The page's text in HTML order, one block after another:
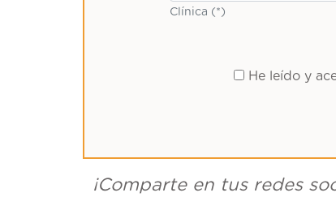
Clínica (*)
He leído y
¡Comparte en tus redes